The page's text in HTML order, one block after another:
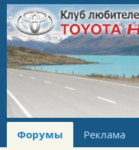
Форумы Реклама